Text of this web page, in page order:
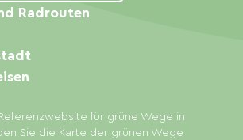
für grüne Wege in
Sie die Karte der grünen Wege
Radrouten